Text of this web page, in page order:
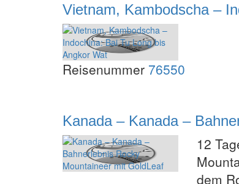
Vietnam, Kambodscha –
Reisenummer 76550
Kanada – Kanada –
12
dem